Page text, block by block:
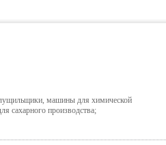
машины для химической
сахарного производства;